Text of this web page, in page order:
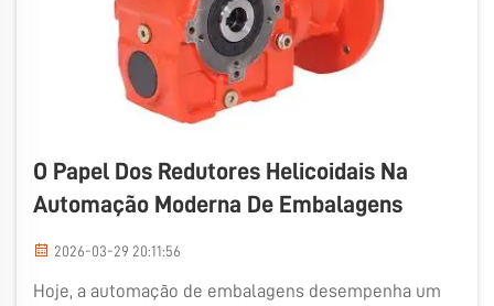
O Papel Dos Redutores Helicoidais Na
Automação Moderna De Embalagens
2026-03-29 20:11:56
Hoje, a automação de embalagens desempenha um